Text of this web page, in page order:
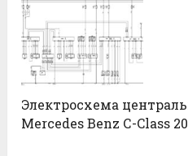
Электросхема
Mercedes Benz С-Class